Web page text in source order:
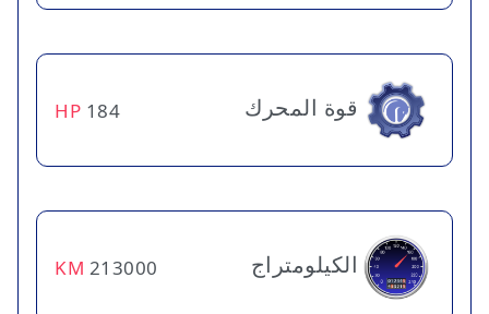
قوة المحرك 184
HP
الكيلومتراج 213000
KM